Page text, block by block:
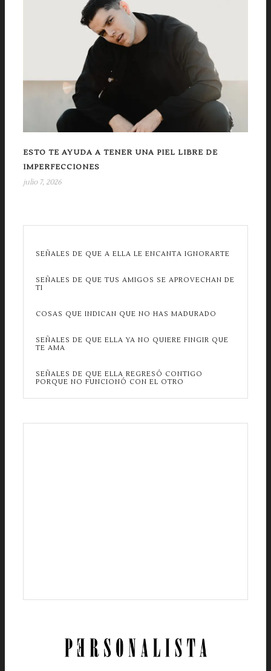
ESTO TE AYUDA A TENER UNA PIEL LIBRE DE
IMPERFECCIONES
julio 7, 2026
SEÑALES DE QUE A ELLA LE ENCANTA IGNORARTE
SEÑALES DE QUE TUS AMIGOS SE APROVECHAN DE
TI
COSAS QUE INDICAN QUE NO HAS MADURADO
SEÑALES DE QUE ELLA YA NO QUIERE FINGIR QUE
TE AMA
SEÑALES DE QUE ELLA REGRESÓ CONTIGO
PORQUE NO FUNCIONÓ CON EL OTRO